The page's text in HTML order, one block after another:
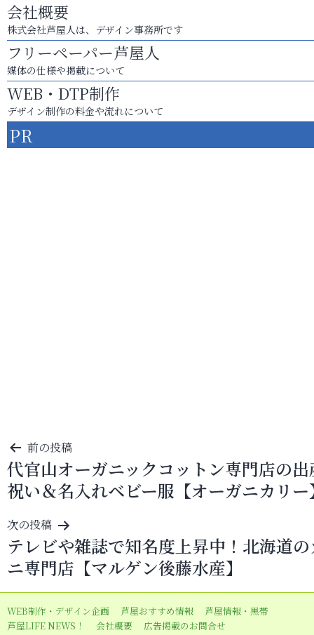
会社概要
株式会社芦屋人は、デザイン事務所です
フリーペーパー芦屋人
媒体の仕様や掲載について
WEB・DTP制作
デザイン制作の料金や流れについて
PR
投
稿
ナ
ビ
ゲ
ー
シ
ョ
ン
前の投稿
代官山オーガニックコットン専門店の出
祝い＆名入れベビー服【オーガニカリー
次の投稿
テレビや雑誌で知名度上昇中！北海道
ニ専門店【マルゲン後藤水産】
WEB制作・デザイン企画 芦屋おすすめ情報
芦屋情報・黒帯
芦屋LIFE NEWS！
会社概要 広告掲載のお問合せ